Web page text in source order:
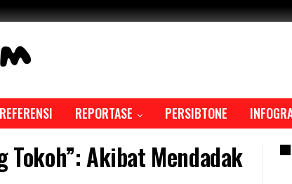
REFERENSI REPORTASE PERSIBTONE
Tokoh”: Akibat Mendadak